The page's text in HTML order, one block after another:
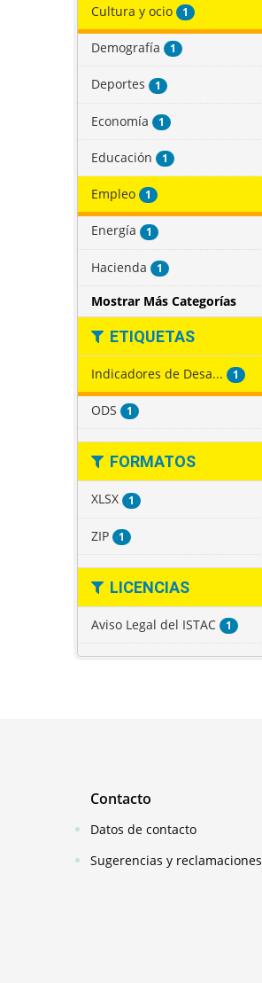
Cultura y ocio 1
Demografía 1
Deportes 1
Economía 1
Educación 1
Empleo 1
Energía 1
Hacienda 1
Mostrar Más Categorías
ETIQUETAS
Indicadores de Desa... 1
ODS 1
FORMATOS
XLSX 1
ZIP 1
LICENCIAS
Aviso Legal del ISTAC 1
Contacto
Datos de contacto
Sugerencias y reclamaciones